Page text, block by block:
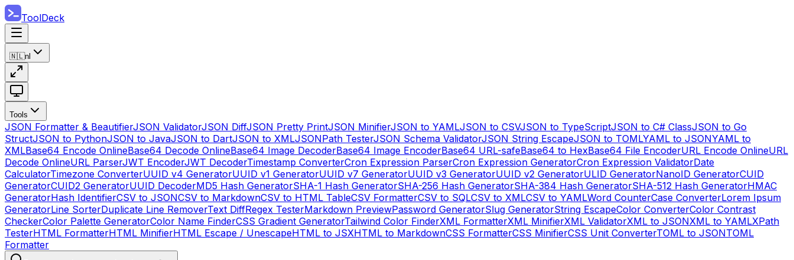
ToolDeck
🇳🇱nl
Tools
JSON Formatter & BeautifierJSON ValidatorJSON DiffJSON Pretty PrintJSON MinifierJSON to YAMLJSON to CSVJSON to TypeScriptJSON to C# ClassJSON to Go
StructJSON to PythonJSON to JavaJSON to DartJSON to XMLJSONPath TesterJSON Schema ValidatorJSON String EscapeJSON to TOMLYAML to JSONYAML to
XMLBase64 Encode OnlineBase64 Decode OnlineBase64 Image DecoderBase64 Image EncoderBase64 URL-safeBase64 to HexBase64 File EncoderURL Encode OnlineURL
Decode OnlineURL ParserJWT EncoderJWT DecoderTimestamp ConverterCron Expression ParserCron Expression GeneratorCron Expression ValidatorDate
CalculatorTimezone ConverterUUID v4 GeneratorUUID v1 GeneratorUUID v7 GeneratorUUID v3 GeneratorUUID v2 GeneratorULID GeneratorNanoID GeneratorCUID
GeneratorCUID2 GeneratorUUID DecoderMD5 Hash GeneratorSHA-1 Hash GeneratorSHA-256 Hash GeneratorSHA-384 Hash GeneratorSHA-512 Hash GeneratorHMAC
GeneratorHash IdentifierCSV to JSONCSV to MarkdownCSV to HTML TableCSV FormatterCSV to SQLCSV to XMLCSV to YAMLWord CounterCase ConverterLorem Ipsum
GeneratorLine SorterDuplicate Line RemoverText DiffRegex TesterMarkdown PreviewPassword GeneratorSlug GeneratorString EscapeColor ConverterColor Contrast
CheckerColor Palette GeneratorColor Name FinderCSS Gradient GeneratorTailwind Color FinderXML FormatterXML MinifierXML ValidatorXML to JSONXML to YAMLXPath
TesterHTML FormatterHTML MinifierHTML Escape / UnescapeHTML to JSXHTML to MarkdownCSS FormatterCSS MinifierCSS Unit ConverterTOML to JSONTOML
Formatter